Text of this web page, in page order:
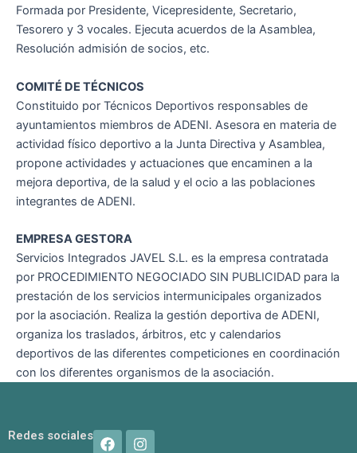
Formada por Presidente, Vicepresidente, Secretario,
Tesorero y 3 vocales. Ejecuta acuerdos de la Asamblea,
Resolución admisión de socios, etc.
COMITÉ DE TÉCNICOS
Constituido por Técnicos Deportivos responsables de
ayuntamientos miembros de ADENI. Asesora en materia de
actividad físico deportivo a la Junta Directiva y Asamblea,
propone actividades y actuaciones que encaminen a la
mejora deportiva, de la salud y el ocio a las poblaciones
integrantes de ADENI.
EMPRESA GESTORA
Servicios Integrados JAVEL S.L. es la empresa contratada
por PROCEDIMIENTO NEGOCIADO SIN PUBLICIDAD para la
prestación de los servicios intermunicipales organizados
por la asociación. Realiza la gestión deportiva de ADENI,
organiza los traslados, árbitros, etc y calendarios
deportivos de las diferentes competiciones en coordinación
con los diferentes organismos de la asociación.
Redes sociales
F
I